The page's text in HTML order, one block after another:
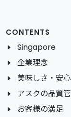
CONTENTS
Singapore
企業理念
美味しさ・安
アスクの品質
お客様の満足